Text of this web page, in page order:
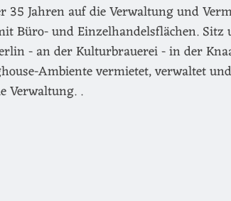
35 Jahren auf die Verwaltung und
und Einzelhandelsflächen. Sitz
- an der Kulturbrauerei - in der
Ambiente vermietet, verwaltet
Verwaltung. .